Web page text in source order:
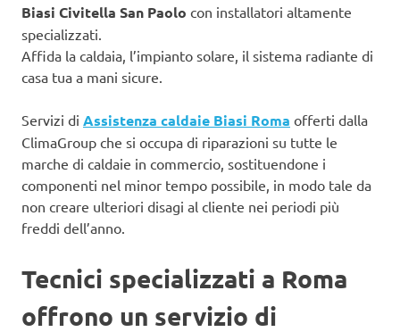
Biasi Civitella San Paolo con installatori altamente
specializzati.
Affida la caldaia, l’impianto solare, il sistema radiante di
casa tua a mani sicure.
Servizi di Assistenza caldaie Biasi Roma offerti dalla
ClimaGroup che si occupa di riparazioni su tutte le
marche di caldaie in commercio, sostituendone i
componenti nel minor tempo possibile, in modo tale da
non creare ulteriori disagi al cliente nei periodi più
freddi dell’anno.
Tecnici specializzati a Roma
offrono un servizio di